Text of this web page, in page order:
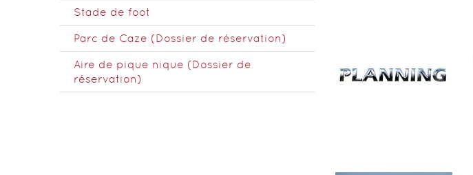
Stade de foot
Parc de Caze (Dossier de réservation)
Aire de pique nique (Dossier de
réservation)